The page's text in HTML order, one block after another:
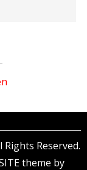
Reserved.
theme by